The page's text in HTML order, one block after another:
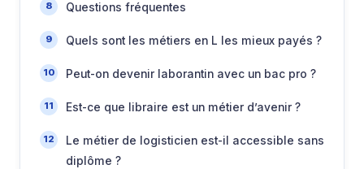
Questions fréquentes
Quels sont les métiers en L les mieux payés ?
Peut-on devenir laborantin avec un bac pro ?
Est-ce que libraire est un métier d’avenir ?
Le métier de logisticien est-il accessible sans
diplôme ?